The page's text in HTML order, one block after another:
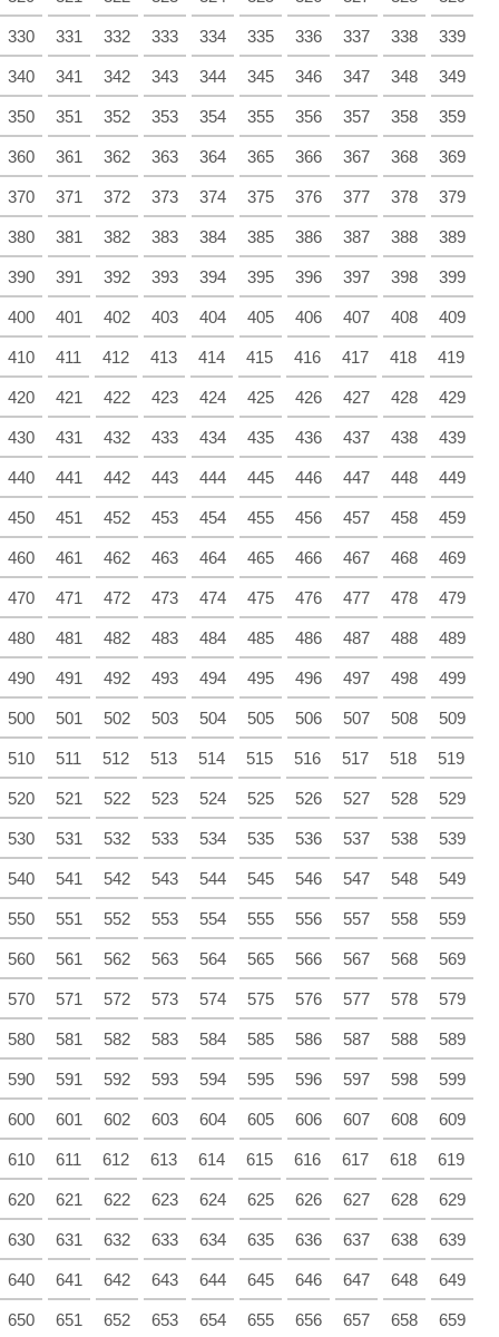
330 331 332 333 334 335 336 337 338 339
340 341 342 343 344 345 346 347 348 349
350 351 352 353 354 355 356 357 358 359
360 361 362 363 364 365 366 367 368 369
370 371 372 373 374 375 376 377 378 379
380 381 382 383 384 385 386 387 388 389
390 391 392 393 394 395 396 397 398 399
400 401 402 403 404 405 406 407 408 409
410 411 412 413 414 415 416 417 418 419
420 421 422 423 424 425 426 427 428 429
430 431 432 433 434 435 436 437 438 439
440 441 442 443 444 445 446 447 448 449
450 451 452 453 454 455 456 457 458 459
460 461 462 463 464 465 466 467 468 469
470 471 472 473 474 475 476 477 478 479
480 481 482 483 484 485 486 487 488 489
490 491 492 493 494 495 496 497 498 499
500 501 502 503 504 505 506 507 508 509
510 511 512 513 514 515 516 517 518 519
520 521 522 523 524 525 526 527 528 529
530 531 532 533 534 535 536 537 538 539
540 541 542 543 544 545 546 547 548 549
550 551 552 553 554 555 556 557 558 559
560 561 562 563 564 565 566 567 568 569
570 571 572 573 574 575 576 577 578 579
580 581 582 583 584 585 586 587 588 589
590 591 592 593 594 595 596 597 598 599
600 601 602 603 604 605 606 607 608 609
610 611 612 613 614 615 616 617 618 619
620 621 622 623 624 625 626 627 628 629
630 631 632 633 634 635 636 637 638 639
640 641 642 643 644 645 646 647 648 649
650 651 652 653 654 655 656 657 658 659